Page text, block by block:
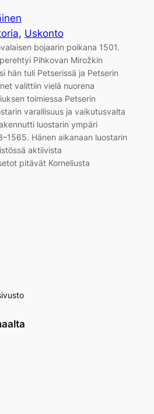
, Uskonto
bojaarin poikana 1501.
Pihkovan Mirožkin
hän tuli Petserissä ja Petserin
valittiin vielä nuorena
toimiessa Petserin
varallisuus ja vaikutusvalta
luostarin ympäri
Hänen aikanaan luostarin
aktiivista
pitävät Korneliusta